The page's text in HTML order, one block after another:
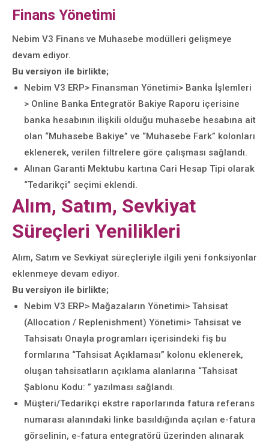
Finans Yönetimi
Nebim V3 Finans ve Muhasebe modülleri gelişmeye
devam ediyor.
Bu versiyon ile birlikte;
Nebim V3 ERP> Finansman Yönetimi> Banka İşlemleri
> Online Banka Entegratör Bakiye Raporu içerisine
banka hesabının ilişkili olduğu muhasebe hesabına ait
olan “Muhasebe Bakiye” ve “Muhasebe Fark” kolonları
eklenerek, verilen filtrelere göre çalışması sağlandı.
Alınan Garanti Mektubu kartına Cari Hesap Tipi olarak
“Tedarikçi” seçimi eklendi.
Alım, Satım, Sevkiyat
Süreçleri Yenilikleri
Alım, Satım ve Sevkiyat süreçleriyle ilgili yeni fonksiyonlar
eklenmeye devam ediyor.
Bu versiyon ile birlikte;
Nebim V3 ERP> Mağazaların Yönetimi> Tahsisat
(Allocation / Replenishment) Yönetimi> Tahsisat ve
Tahsisatı Onayla programları içerisindeki fiş bu
formlarına “Tahsisat Açıklaması” kolonu eklenerek,
oluşan tahsisatların açıklama alanlarına “Tahsisat
Şablonu Kodu: ” yazılması sağlandı.
Müşteri/Tedarikçi ekstre raporlarında fatura referans
numarası alanındaki linke basıldığında açılan e-fatura
görselinin, e-fatura entegratörü üzerinden alınarak